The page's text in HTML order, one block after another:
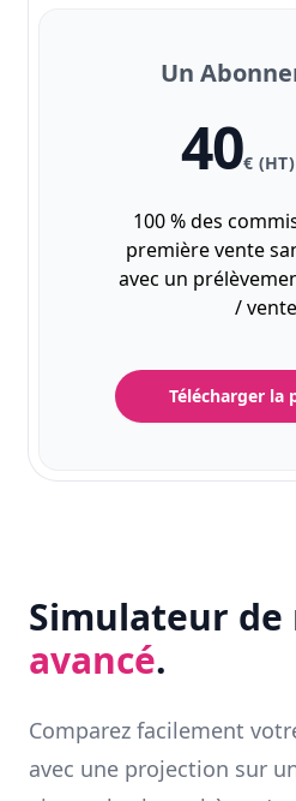
Un
40€
100 % des
première vente
avec un
/
Télécharger la
Simulateur de
avancé.
Comparez facilement
avec une projection sur